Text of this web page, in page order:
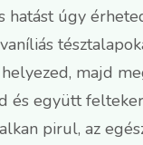
hatást úgy
majd
és együtt
pirul, az